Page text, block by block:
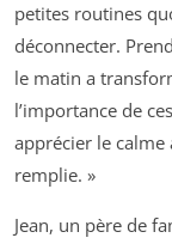
petites routines
déconnecter.
le matin a
l’importance de
apprécier le
remplie. »
Jean, un père de